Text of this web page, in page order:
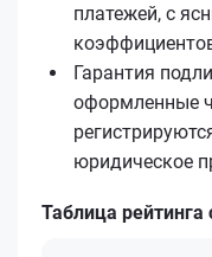
платежей, с
Гарантия
оформленные
юридическое
Таблица